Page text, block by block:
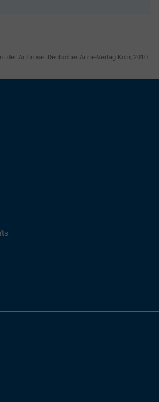
der Arthrose. Deutscher Ärzte-Verlag Köln, 2010.